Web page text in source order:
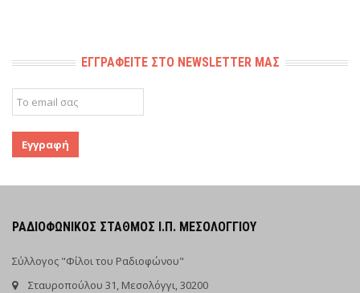
ΕΓΓΡΑΦΕΊΤΕ ΣΤΟ NEWSLETTER ΜΑΣ
ΡΑΔΙΟΦΩΝΙΚΌΣ ΣΤΑΘΜΌΣ Ι.Π. ΜΕΣΟΛΟΓΓΊΟΥ
Σύλλογος "Φίλοι του Ραδιοφώνου"
Σταυροπούλου 31, Μεσολόγγι, 30200